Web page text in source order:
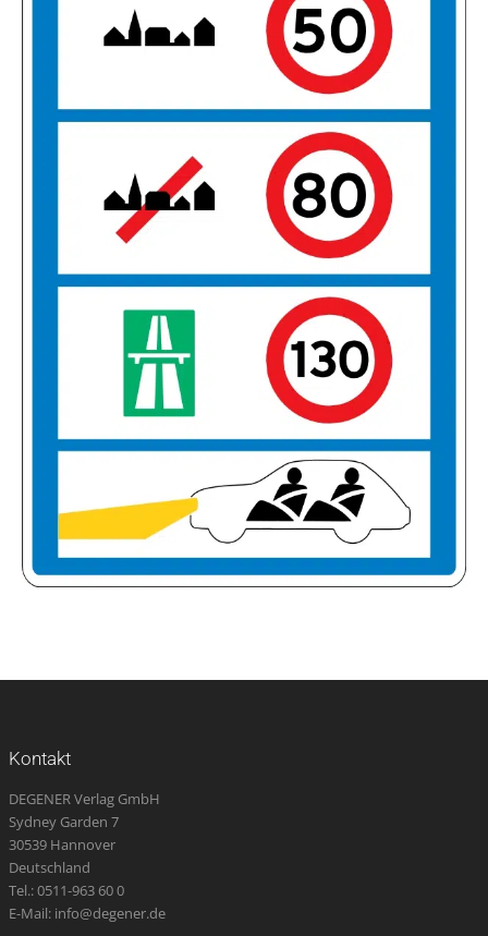
Kontakt
DEGENER Verlag GmbH
Sydney Garden 7
30539 Hannover
Deutschland
Tel.: 0511-963 60 0
E-Mail: info@degener.de